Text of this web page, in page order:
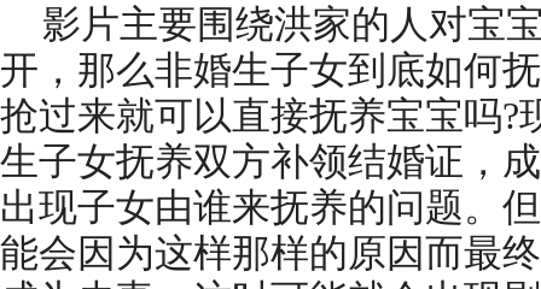
影片主要围绕洪家的人对宝
开，那么非婚生子女到底如何
抢过来就可以直接抚养宝宝吗?
生子女抚养双方补领结婚证，
出现子女由谁来抚养的问题。
能会因为这样那样的原因而最